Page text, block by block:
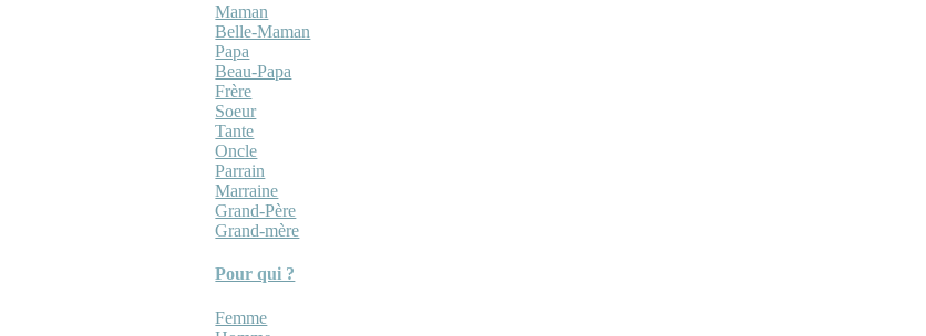
Maman
Belle-Maman
Papa
Beau-Papa
Frère
Soeur
Tante
Oncle
Parrain
Marraine
Grand-Père
Grand-mère
Pour qui ?
Femme